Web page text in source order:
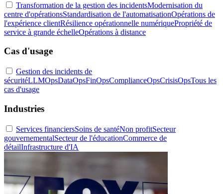
Transformation de la gestion des incidentsModernisation du
centre d'opérationsStandardisation de l'automatisationOpérations de
l'expérience clientRésilience opérationnelle numériquePropriété de
service à grande échelleOpérations à distance
Cas d'usage
Gestion des incidents de
sécuritéLLMOpsDataOpsFinOpsComplianceOpsCrisisOpsTous les
cas d'usage
Industries
Services financiersSoins de santéNon profitSecteur
gouvernementalSecteur de l'éducationCommerce de
détailInfrastructure d'IA